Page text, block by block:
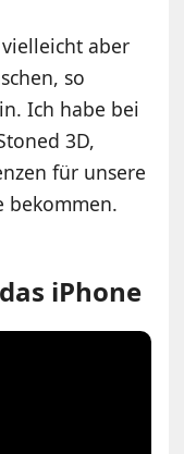
aber
so
Ich habe bei
3D,
für unsere
bekommen.
iPhone